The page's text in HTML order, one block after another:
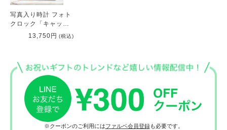
写真入り時計 フォト
クロック「キャッ
13,750円 (税込)
※クーポンのご利用にはファルベ会員登録も必要です。